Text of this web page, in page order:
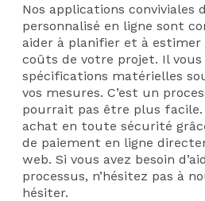
Nos applications conviviales
personnalisé en ligne sont
aider à planifier et à
coûts de votre projet. Il
spécifications matérielles
vos mesures. C’est un
pourrait pas être plus facile.
achat en toute sécurité
de paiement en ligne
web. Si vous avez besoin
processus, n’hésitez pas à
hésiter.